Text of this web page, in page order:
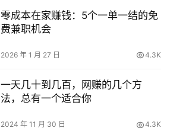
零成本在家赚钱：5个一单一结的免
费兼职机会
2026 年 1 月 27 日 4.3K
一天几十到几百，网赚的几个方
法，总有一个适合你
2024 年 11 月 30 日 4.3K